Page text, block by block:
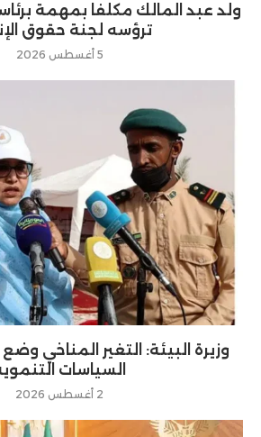
ولد عبد المالك مكلفا بمهمة
ترؤسه لجنة حقوق
5 أغسطس 2026
وزيرة البيئة: التغير المناخي
السياسات
2 أغسطس 2026